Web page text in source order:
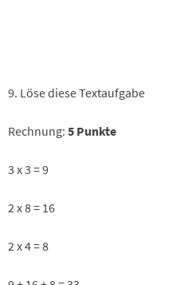
9. Löse diese Textaufgabe
Rechnung: 5 Punkte
3 x 3 = 9
2 x 8 = 16
2 x 4 = 8